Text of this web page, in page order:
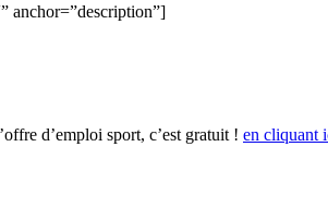
anchor=”description”]
d’emploi sport, c’est gratuit ! en cliquant